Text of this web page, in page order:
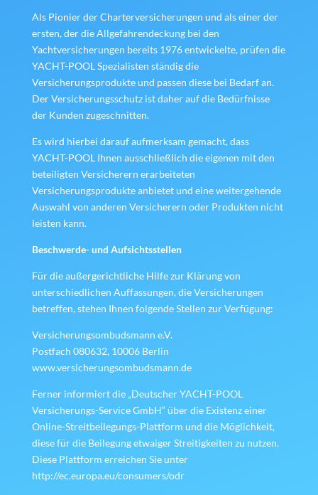
Als Pionier der Charterversicherungen und als einer der
ersten, der die Allgefahrendeckung bei den
Yachtversicherungen bereits 1976 entwickelte, prüfen die
YACHT-POOL Spezialisten ständig die
Versicherungsprodukte und passen diese bei Bedarf an.
Der Versicherungsschutz ist daher auf die Bedürfnisse
der Kunden zugeschnitten.
Es wird hierbei darauf aufmerksam gemacht, dass
YACHT-POOL Ihnen ausschließlich die eigenen mit den
beteiligten Versicherern erarbeiteten
Versicherungsprodukte anbietet und eine weitergehende
Auswahl von anderen Versicherern oder Produkten nicht
leisten kann.
Beschwerde- und Aufsichtsstellen
Für die außergerichtliche Hilfe zur Klärung von
unterschiedlichen Auffassungen, die Versicherungen
betreffen, stehen Ihnen folgende Stellen zur Verfügung:
Versicherungsombudsmann e.V.
Postfach 080632, 10006 Berlin
www.versicherungsombudsmann.de
Ferner informiert die „Deutscher YACHT-POOL
Versicherungs-Service GmbH“ über die Existenz einer
Online-Streitbeilegungs-Plattform und die Möglichkeit,
diese für die Beilegung etwaiger Streitigkeiten zu nutzen.
Diese Plattform erreichen Sie unter
http://ec.europa.eu/consumers/odr